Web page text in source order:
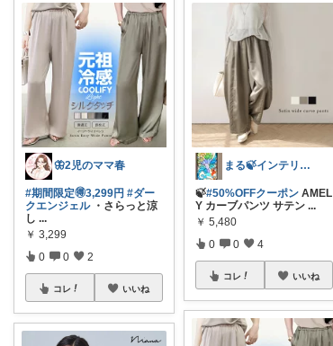
🦋2児のママ春
#期間限定🉐3,299円 #ダー
クエンジェル・さらっと涼
し ...
￥ 3,299
0 0 2
コレ いいね
まる🍃インテリア×くらし
🍃#50%OFFクーポン AMEL
Y カーブパンツ サテン...
￥ 5,480
0 0 4
コレ いいね